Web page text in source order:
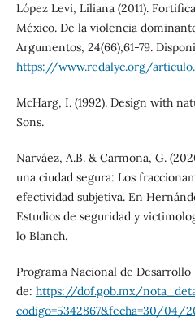
López Levi, Liliana (2011).
México. De la violencia
Argumentos, 24(66),61-79.
https://www.redalyc.org/
McHarg, I. (1992). Design with
Sons.
Narváez, A.B. & Carmona, G.
una ciudad segura: Los
efectividad subjetiva. En
Estudios de seguridad y
lo Blanch.
Programa Nacional de
de: https://dof.gob.mx/
codigo=5342867&fecha=30/04/